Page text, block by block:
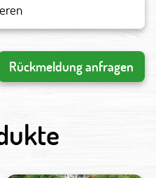
Rückmeldung anfragen